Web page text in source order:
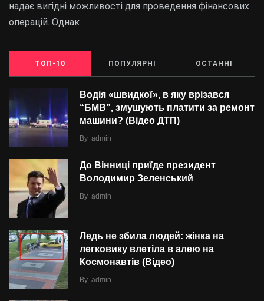
надає вигідні можливості для проведення фінансових
операцій. Однак
ТОП-10 ПОПУЛЯРНІ ОСТАННІ
Водія «швидкої», в яку врізався
“БMВ”, змушують платити за ремонт
машини? (Відео ДТП)
By admin
До Вінниці приїде президент
Володимир Зеленський
By admin
Ледь не збила людей: жінка на
легковику влетіла в алею на
Космонавтів (Відео)
By admin